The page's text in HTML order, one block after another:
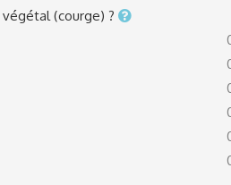
(courge) ?